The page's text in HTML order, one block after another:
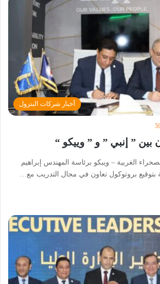
أخبار شركات البترول
بين ” إنبي ” و ” وييكو “
الغربية – ويبكو برئاسة المهندس إبراهيم
بروتوكول تعاون في مجال التدريب مع…